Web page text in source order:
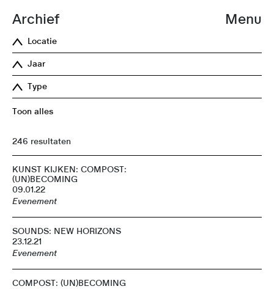
Menu
Archief
Locatie
Jaar
Type
Toon alles
246 resultaten
KUNST KIJKEN: COMPOST:
(UN)BECOMING
09.01.22
Evenement
SOUNDS: NEW HORIZONS
23.12.21
Evenement
COMPOST: (UN)BECOMING